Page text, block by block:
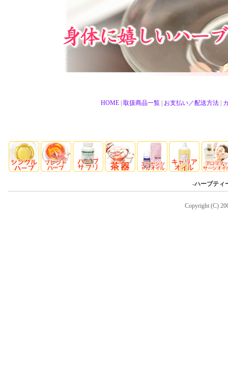
HOME 取扱商品一覧 お支払い／配送方法
-ハーブティ
Copyright (C)